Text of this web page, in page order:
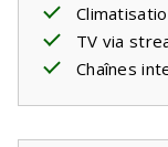
TV via
Chaînes